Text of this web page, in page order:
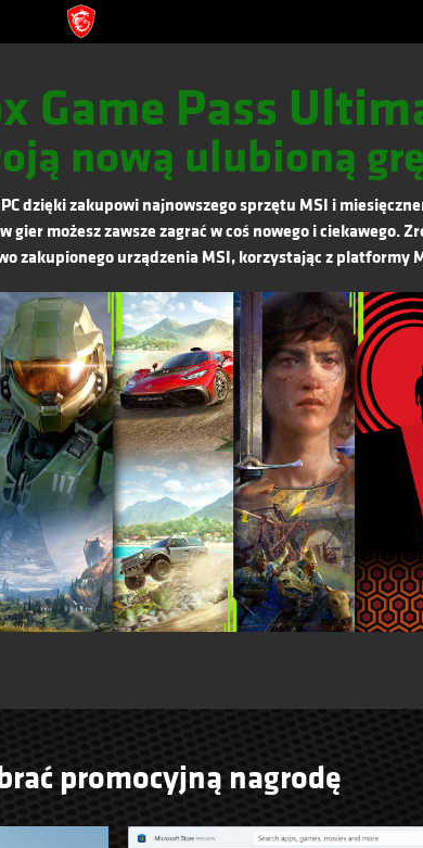
Game Pass
nową ulubioną grę
dzięki zakupowi najnowszego sprzętu MSI i
gier możesz zawsze zagrać w coś nowego i ciekawego.
zakupionego urządzenia MSI, korzystając z platformy
promocyjną nagrodę